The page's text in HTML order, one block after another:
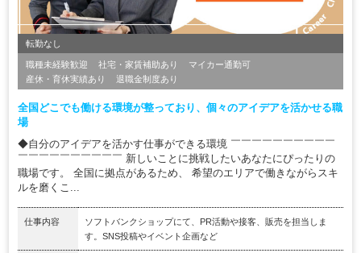
転勤なし
職種未経験歓迎 社宅・家賃補助あり
マイカー通勤可
産休・育休実績あり
退職金制度あり
全国どこでも働ける環境が整っており、個々のアイデアを活かせる職
場
◆自分のアイデアを活かす仕事ができる環境 ￣￣￣￣￣￣￣￣￣￣
￣￣￣￣￣￣￣￣￣￣ 新しいことに挑戦したいあなたにぴったりの
職場です。 全国に拠点があるため、 希望のエリアで働きながらスキ
ルを磨くこ...
仕事内容
ソフトバンクショップにて、PR活動や接客、販売を担当しま
す。SNS投稿やイベント企画など